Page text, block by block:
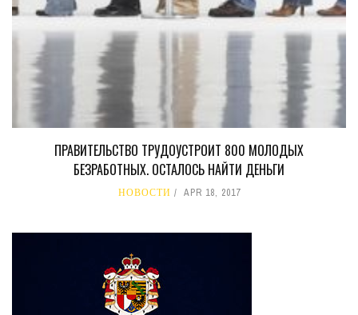
ПРАВИТЕЛЬСТВО ТРУДОУСТРОИТ 800 МОЛОДЫХ
БЕЗРАБОТНЫХ. ОСТАЛОСЬ НАЙТИ ДЕНЬГИ
НОВОСТИ APR 18, 2017